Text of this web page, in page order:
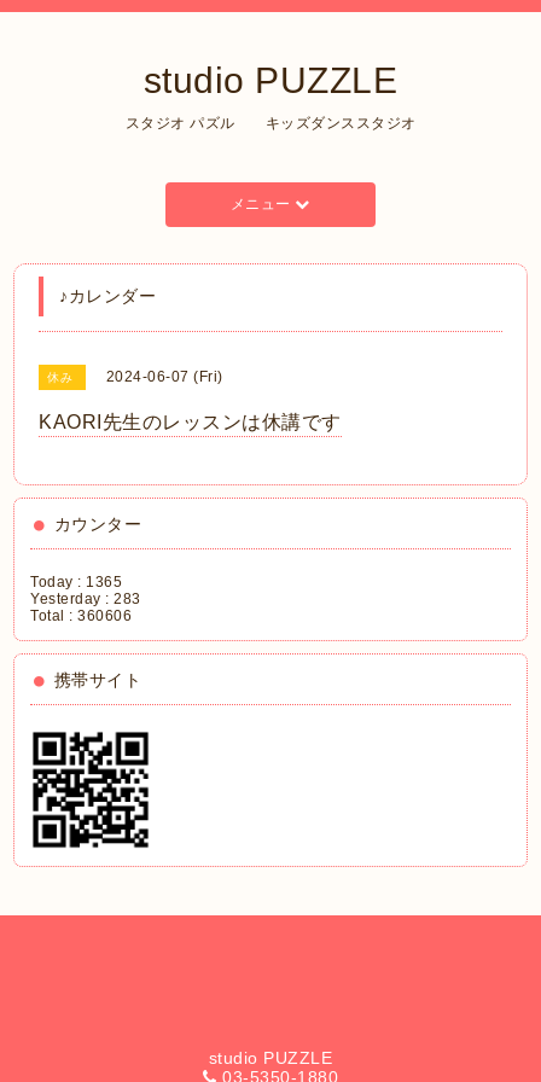
studio PUZZLE
スタジオ パズル キッズダンススタジオ
メニュー
♪カレンダー
休み 2024-06-07 (Fri)
KAORI先生のレッスンは休講です
カウンター
Today : 1365
Yesterday :283
Total :360606
携帯サイト
studio PUZZLE
03-5350-1880